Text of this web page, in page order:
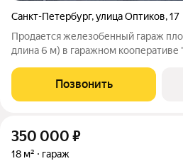
Санкт-Петербург,улица Оптиков,17
Продается железобенный гараж
длина 6 м) в гаражном кооперативе
гидроизоляция, поэтому гараж
электричество (свет и
Позвонить
350 000 ₽
18 м² гараж